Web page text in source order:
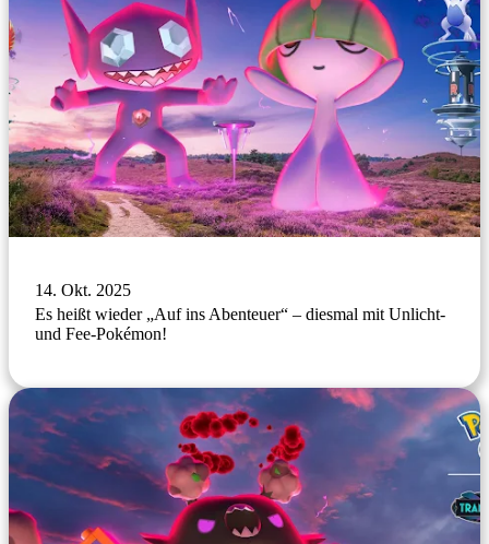
14. Okt. 2025
Es heißt wieder „Auf ins Abenteuer“ – diesmal mit Unlicht-
und Fee-Pokémon!